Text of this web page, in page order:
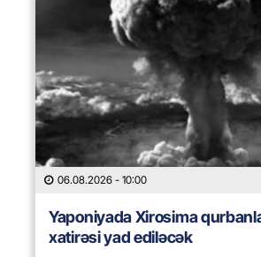
06.08.2026 - 10:00
Yaponiyada Xirosima
xatirəsi yad ediləcək